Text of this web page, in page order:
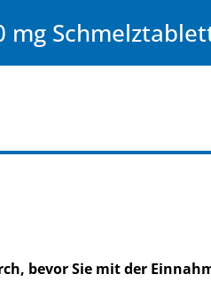
mg
bevor Sie mit der